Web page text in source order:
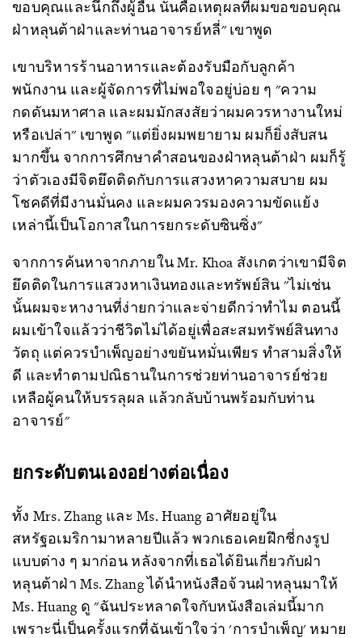
ขอบคุณและนึกถึงผู้อื่น นั่นคือเหตุผลที่ผมขอขอบคุณ
ฝ่าหลุนต้าฝ่าและท่านอาจารย์หลี่" เขาพูด
เขาบริหารร้านอาหารและต้องรับมือกับลูกค้า
พนักงาน และผู้จัดการที่ไม่พอใจอยู่บ่อย ๆ "ความ
กดดันมหาศาล และผมมักสงสัยว่าผมควรหางานใหม่
หรือเปล่า" เขาพูด "แต่ยิ่งผมพยายาม ผมก็ยิ่งสับสน
มากขึ้น จากการศึกษาคำสอนของฝ่าหลุนต้าฝ่า ผมก็รู้
ว่าตัวเองมีจิตยึดติดกับการแสวงหาความสบาย ผม
โชคดีที่มีงานมั่นคง และผมควรมองความขัดแย้ง
เหล่านี้เป็นโอกาสในการยกระดับซินซิ่ง"
จากการค้นหาจากภายใน Mr. Khoa สังเกตว่าเขามีจิต
ยึดติดในการแสวงหาเงินทองและทรัพย์สิน "ไม่เช่น
นั้นผมจะหางานที่ง่ายกว่าและจ่ายดีกว่าทำไม ตอนนี้
ผมเข้าใจแล้วว่าชีวิตไม่ได้อยู่เพื่อสะสมทรัพย์สินทาง
วัตถุ แต่ควรบำเพ็ญอย่างขยันหมั่นเพียร ทำสามสิ่งให้
ดี และทำตามปณิธานในการช่วยท่านอาจารย์ช่วย
เหลือผู้คนให้บรรลุผล แล้วกลับบ้านพร้อมกับท่าน
อาจารย์"
ยกระดับตนเองอย่างต่อเนื่อง
ทั้ง Mrs. Zhang และ Ms. Huang อาศัยอยู่ใน
สหรัฐอเมริกามาหลายปีแล้ว พวกเธอเคยฝึกชี่กงรูป
แบบต่าง ๆ มาก่อน หลังจากที่เธอได้ยินเกี่ยวกับฝ่า
หลุนต้าฝ่า Ms. Zhang ได้นำหนังสือจ้วนฝ่าหลุนมาให้
Ms. Huang ดู "ฉันประหลาดใจกับหนังสือเล่มนี้มาก
เพราะนี่เป็นครั้งแรกที่ฉันเข้าใจว่า 'การบำเพ็ญ' หมาย